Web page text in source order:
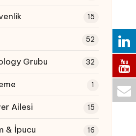
15
52
Grubu 32
1
Ailesi 15
& İpucu 16